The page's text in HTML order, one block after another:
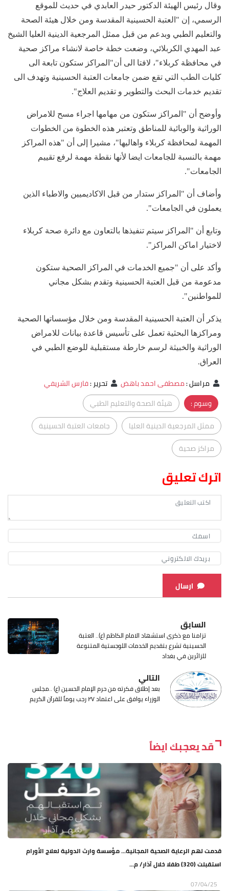
وقال رئيس الهيئة الدكتور حيدر العابدي في حديث للموقع
الرسمي، إن "العتبة الحسينية المقدسة ومن خلال هيئة الصحة
والتعليم الطبي وبدعم من قبل ممثل المرجعية الدينية العليا الشيخ
عبد المهدي الكربلائي، وضعت خطة خاصة لانشاء مراكز صحية
في محافظة كربلاء"، لافتا الى أن"المراكز ستكون تابعة الى
كليات الطب التي تقع ضمن جامعات العتبة الحسينية وتهدف الى
تقديم خدمات البحث والتطوير و تقديم العلاج".
وأوضح أن "المراكز ستكون من مهامها اجراء مسح للامراض
الوراثية والوبائية للمناطق وتعتبر هذه الخطوة من الخطوات
المهمة لمحافظة كربلاء واهاليها"، مشيرا إلى أن "هذه المراكز
مهمة بالنسبة للجامعات ايضا لأنها نقطة مهمة لرفع تقييم
الجامعات".
وأضاف أن "المراكز ستدار من قبل الاكاديميين والاطباء الذين
يعملون في الجامعات".
وتابع أن "المراكز سيتم تنفيذها بالتعاون مع دائرة صحة كربلاء
لاختيار اماكن المراكز".
وأكد على أن "جميع الخدمات في المراكز الصحية ستكون
مدعومة من قبل العتبة الحسينية وتقدم بشكل مجاني
للمواطنين".
يذكر أن العتبة الحسينية المقدسة ومن خلال مؤسساتها الصحية
ومراكزها البحثية تعمل على تأسيس قاعدة بيانات للامراض
الوراثية والخبيثة لرسم خارطة مستقبلية للوضع الطبي في
العراق.
مراسل:مصطفى احمد باهض تحرير:فارس الشريفي
وسوم :
هيئة الصحة والتعليم الطبي
ممثل المرجعية الدينية العليا
جامعات العتبة الحسينية
مراكز صحية
اترك تعليق
ارسال
السابق
تزامنا مع ذكرى استشهاد الامام الكاظم (ع).. العتبة
الحسينية تشرع بتقديم الخدمات اللوجستية المتنوعة
للزائرين في بغداد
التالي
بعد إطلاق فكرته من حرم الإمام الحسين (ع) ..مجلس
الوزراء يوافق على اعتماد ٢٧ رجب يوماً للقرآن الكريم
قد يعجبك ايضاً
قدمت لهم الرعاية الصحية المجانية... مؤسسة وارث الدولية لعلاج الأورام
استقبلت (320) طفلا خلال آذار/ م...
07/04/25